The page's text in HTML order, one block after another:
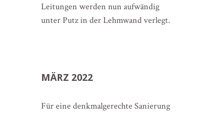
Leitungen werden nun aufwändig
unter Putz in der Lehmwand verlegt.
MÄRZ 2022
Für eine denkmalgerechte Sanierung